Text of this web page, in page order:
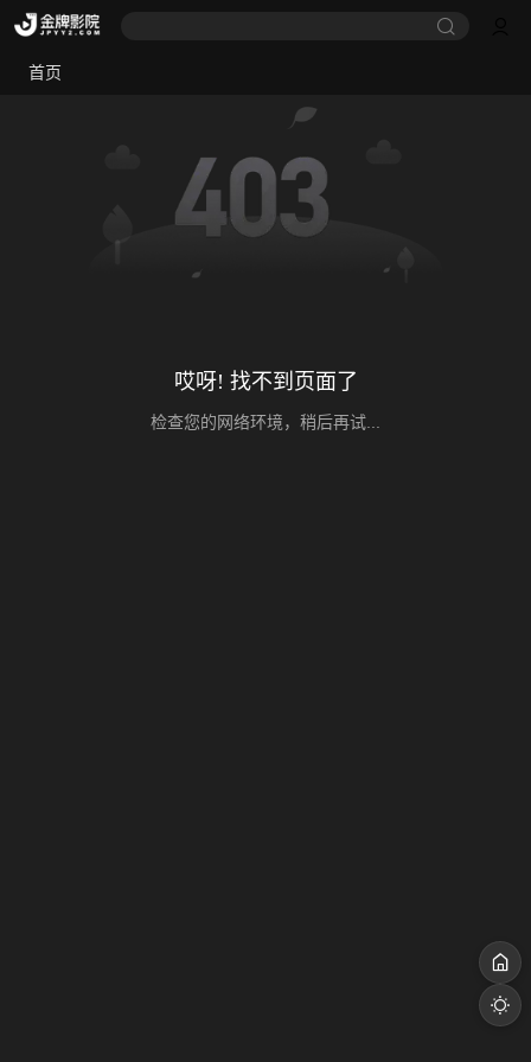
首页
哎呀! 找不到页面了
检查您的网络环境，稍后再试...